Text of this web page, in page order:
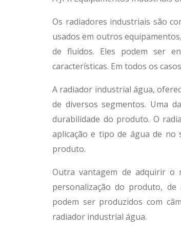
Os radiadores industriais são
usados em outros
de fluidos. Eles podem ser
características. Em todos os
A radiador industrial água,
de diversos segmentos. Uma
durabilidade do produto. O
aplicação e tipo de água de no
produto.
Outra vantagem de adquirir o
personalização do produto, de
podem ser produzidos com
radiador industrial água.